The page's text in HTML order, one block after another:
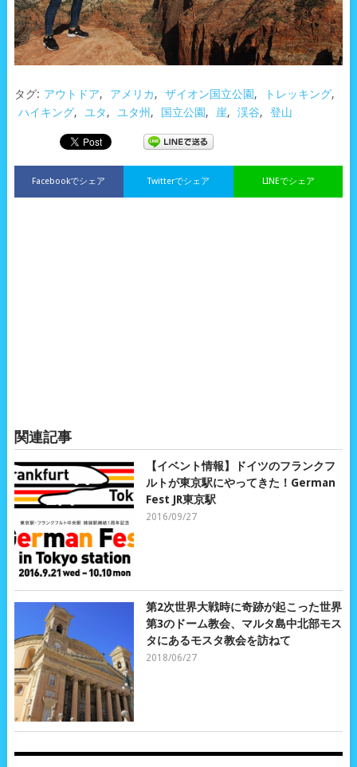
タグ: アウトドア, アメリカ, ザイオン国立公園, トレッキング,
ハイキング, ユタ, ユタ州 , 国立公園, 崖, 渓谷, 登山
Facebookでシェア LINEでシェア
Twitterでシェア
関連記事
【イベント情報】ドイツのフランクフ
ルトが東京駅にやってきた！German
Fest JR東京駅
2016/09/27
第2次世界大戦時に奇跡が起こった世界
第3のドーム教会、マルタ島中北部モス
タにあるモスタ教会を訪ねて
2018/06/27